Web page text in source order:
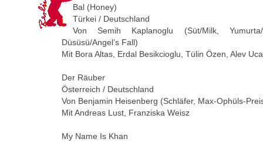
Bal (Honey)
Türkei / Deutschland
Von Semih Kaplanoglu (Süt/Milk,
Düsüsü/Angel’s Fall)
Mit Bora Altas, Erdal Besikcioglu, Tülin Özen, Alev
Der Räuber
Österreich / Deutschland
Von Benjamin Heisenberg (Schläfer, Max-Ophüls-
Mit Andreas Lust, Franziska Weisz
My Name Is Khan